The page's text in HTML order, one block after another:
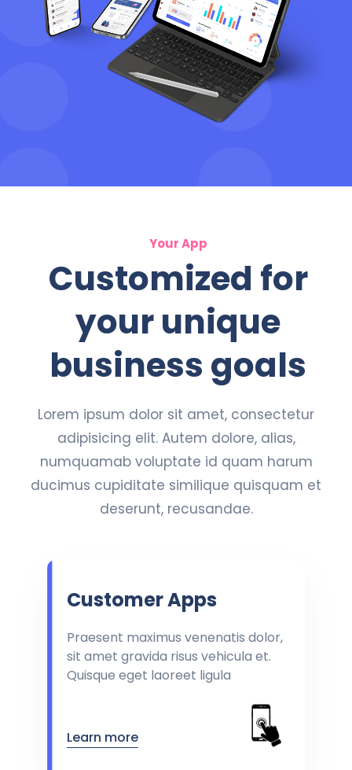
Your App
Customized for
your unique
business goals
Lorem ipsum dolor sit amet, consectetur
adipisicing elit. Autem dolore, alias,
numquamab voluptate id quam harum
ducimus cupiditate similique quisquam et
deserunt, recusandae.
Customer Apps
Praesent maximus venenatis dolor,
sit amet gravida risus vehicula et.
Quisque eget laoreet ligula
Learn more